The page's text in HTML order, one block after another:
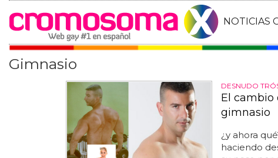
NOTICIAS
Gimnasio
DESNUDO
El cambio
gimnasio
¿y ahora
haciendo